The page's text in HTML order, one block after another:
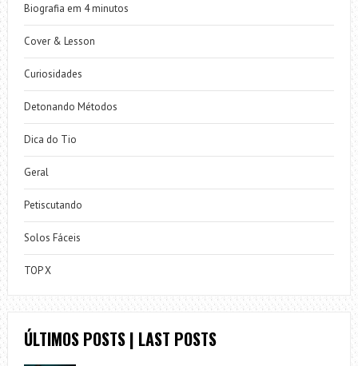
Biografia em 4 minutos
Cover & Lesson
Curiosidades
Detonando Métodos
Dica do Tio
Geral
Petiscutando
Solos Fáceis
TOP X
ÚLTIMOS POSTS | LAST POSTS